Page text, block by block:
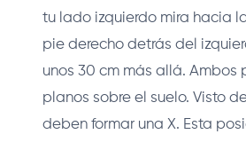
tu lado izquierdo mira hacia
pie derecho detrás del
unos 30 cm más allá. Ambos
planos sobre el suelo. Visto
deben formar una X. Esta